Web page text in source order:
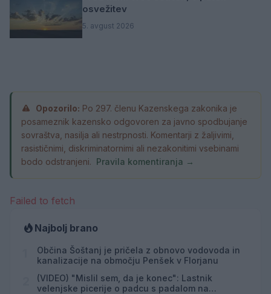
osvežitev
5. avgust 2026
Opozorilo: Po 297. členu Kazenskega zakonika je
posameznik kazensko odgovoren za javno spodbujanje
sovraštva, nasilja ali nestrpnosti. Komentarji z žaljivimi,
rasističnimi, diskriminatornimi ali nezakonitimi vsebinami
bodo odstranjeni. Pravila komentiranja →
Failed to fetch
Najbolj brano
Občina Šoštanj je pričela z obnovo vodovoda in
kanalizacije na območju Penšek v Florjanu
(VIDEO) "Mislil sem, da je konec": Lastnik
velenjske picerije o padcu s padalom na